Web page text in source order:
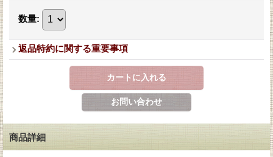
数量:
返品特約に関する重要事項
商品詳細